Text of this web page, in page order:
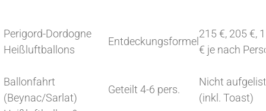
Perigord-Dordogne
Heißluftballons
Entdeckungsformel
215 €, 205 €,
€ je nach
Ballonfahrt
(Beynac/Sarlat)
Geteilt 4-6 pers.
Nicht
(inkl. Toast)